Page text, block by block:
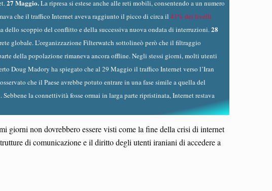
27 Maggio.La ripresa si estese anche alle reti mobili, consentendo a un numero
che il traffico Internet aveva raggiunto il picco di circa il 41% dei livelli
scoppio del conflitto e della successiva nuova ondata di interruzioni.28
globale. L’organizzazione Filterwatch sottolineò però che il filtraggio
della popolazione rimaneva ancora offline. Negli stessi giorni, molti utenti
Doug Madory ha spiegato che al 29 Maggio il traffico Internet verso l’Iran
che il Paese avrebbe potuto entrare in una fase simile a quella del
la connettività fosse ormai in larga parte ripristinata, Internet restava
giorni non dovrebbero essere visti come la fine della crisi di internet
di comunicazione e il diritto degli utenti iraniani di accedere a